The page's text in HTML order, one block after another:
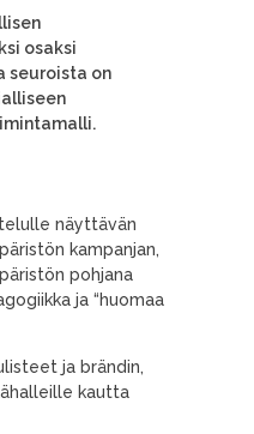
osaksi
seuroista on
näyttävän
kampanjan,
pohjana
ja “huomaa
ja brändin,
kautta